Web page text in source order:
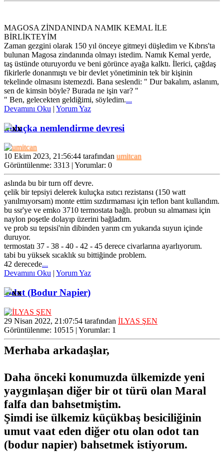
MAGOSA ZİNDANINDA NAMIK KEMAL İLE
BİRLİKTEYİM
Zaman gezgini olarak 150 yıl önceye gitmeyi düşledim ve Kıbrıs'ta
bulunan Magosa zindanında olmayı istedim. Namık Kemal yerde,
taş üstünde oturuyordu ve beni görünce ayağa kalktı. İlerici, çağdaş
fikirlerle donanmıştı ve bir devlet yönetiminin tek bir kişinin
tekelinde olmasını istemezdi. Bana seslendi: " Dur bakalım, aslanım,
sen de kimsin böyle? Burada ne işin var? "
" Ben, gelecekten geldiğimi, söyledim....
Devamını Oku | Yorum Yaz
kuluçka nemlendirme devresi
10 Ekim 2023, 21:56:44 tarafından umitcan
Görüntülenme: 3313 | Yorumlar: 0
aslında bu bir turn off devre.
çelik bir tepsiyi delerek kuluçka ısıtıcı rezistansı (150 watt
yanılmıyorsam) monte ettim sızdırmaması için teflon bant kullandım.
bu ssr'ye ve emko 3710 termostata bağlı. probun su almaması için
naylon poşetle dolayıp üzerini bağladım.
ve prob su tepsisi'nin dibinden yarım cm yukarıda suyun içinde
duruyor.
termostatı 37 - 38 - 40 - 42 - 45 derece civarlarına ayarlıyorum.
tabi bu yüksek sıcaklık su bittiğinde problem.
42 derecede...
Devamını Oku | Yorum Yaz
Odot (Bodur Napier)
29 Nisan 2022, 21:07:54 tarafından İLYAS ŞEN
Görüntülenme: 10515 | Yorumlar: 1
Merhaba arkadaşlar,
Daha önceki konumuzda ülkemizde yeni
yaygınlaşan diğer bir ot türü olan Maral
falfa dan bahsetmiştim.
Şimdi ise ülkemiz küçükbaş besiciliğinin
umut vaat eden diğer otu olan odot tan
(bodur napier) bahsetmek istiyorum.